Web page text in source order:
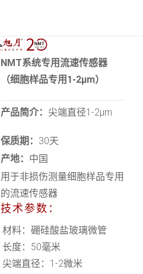
NMT系统专用流速传感器
（细胞样品专用1-2μm）
产品简介： 尖端直径1-2μm
保质期： 30天
产地： 中国
用于非损伤测量细胞样品专用
的流速传感器
技术参数：
材料：硼硅酸盐玻璃微管
长度：50毫米
尖端直径：1-2微米